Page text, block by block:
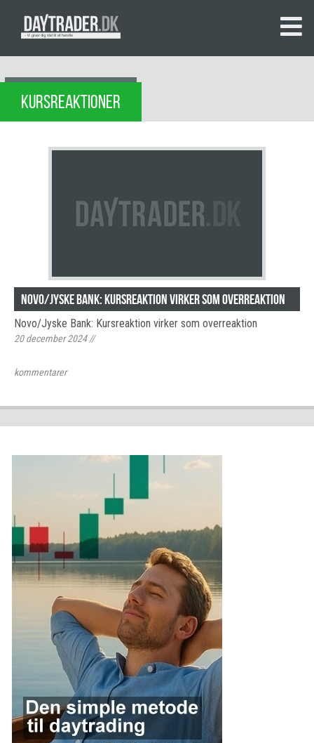
KURSREAKTIONER
Novo/Jyske Bank: Kursreaktion virker som overreaktion
Novo/Jyske Bank: Kursreaktion virker som overreaktion
20 december 2024//
kommentarer